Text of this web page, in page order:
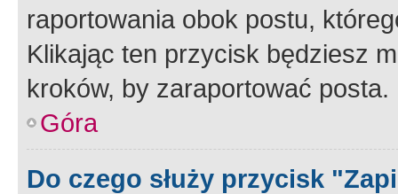
raportowania obok postu,
Klikając ten przycisk będziesz
kroków, by zaraportować posta.
Góra
Do czego służy przycisk